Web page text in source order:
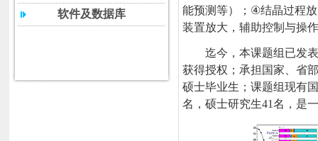
能预测等）； ④结晶过程
装置放大，辅助控制与操
迄今，本课题组已发
获得授权；承担国家、省
硕士毕业生；课题组现有
名，硕士研究生41名，是
软件及数据库